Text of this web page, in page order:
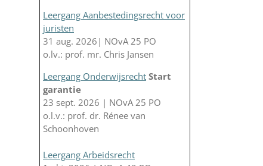
Leergang Aanbestedingsrecht voor
juristen
31 aug. 2026| NOvA 25 PO
o.lv.: prof. mr. Chris Jansen
Leergang Onderwijsrecht Start
garantie
23 sept. 2026 | NOvA 25 PO
o.l.v.: prof. dr. Rénee van
Schoonhoven
Leergang Arbeidsrecht